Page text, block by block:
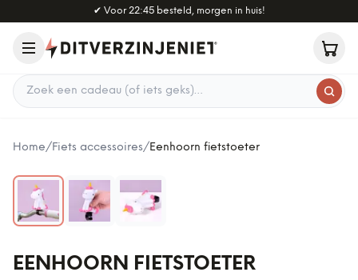
Naar hoofdinhoud
✔ Voor 22:45 besteld, morgen in huis!
Zoek een cadeau
Home/Fiets accessoires/Eenhoorn fietstoeter
EENHOORN FIETSTOETER